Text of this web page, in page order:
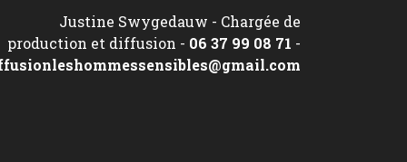
Justine Swygedauw - Chargée de
production et diffusion - 06 37 99 08 71 -